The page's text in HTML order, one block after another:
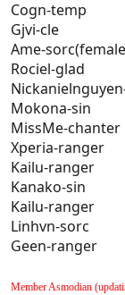
Cogn-temp
Gjvi-cle
Ame-
Rociel-glad
Mokona-sin
MissMe-chanter
Xperia-ranger
Kailu-ranger
Kanako-sin
Kailu-ranger
Linhvn-sorc
Geen-ranger
Member Asmodian